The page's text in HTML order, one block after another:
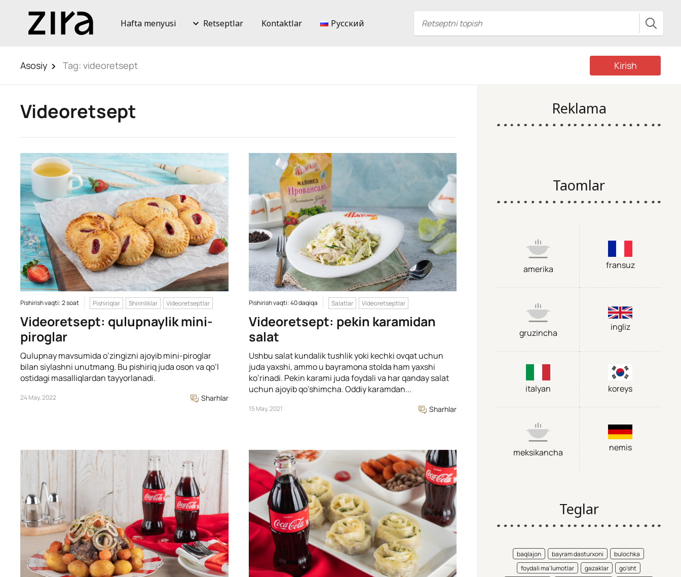
Hafta menyusi Retseptlar Kontaktlar Русский
Asosiy Tag: videoretsept Kirish
Videoretsept
Pishirish vaqti: 2 soat Pishiriqlar Shirinliklar Videoretseptlar
Videoretsept: qulupnaylik mini-
piroglar
Qulupnay mavsumida o’zingizni ajoyib mini-piroglar
bilan siylashni unutmang. Bu pishiriq juda oson va qo’l
ostidagi masalliqlardan tayyorlanadi.
24 May, 2022 Sharhlar
Pishirish vaqti: 40 daqiqa Salatlar Videoretseptlar
Videoretsept: pekin karamidan
salat
Ushbu salat kundalik tushlik yoki kechki ovqat uchun
juda yaxshi, ammo u bayramona stolda ham yaxshi
ko’rinadi. Pekin karami juda foydali va har qanday salat
uchun ajoyib qo’shimcha. Oddiy karamdan...
15 May, 2021 Sharhlar
Reklama
Taomlar
amerika fransuz
gruzincha
ingliz
italyan koreys
meksikancha nemis
Teglar
baqlajon bayram dasturxoni
bulochka
foydali ma'lumotlar
gazaklar
go'sht